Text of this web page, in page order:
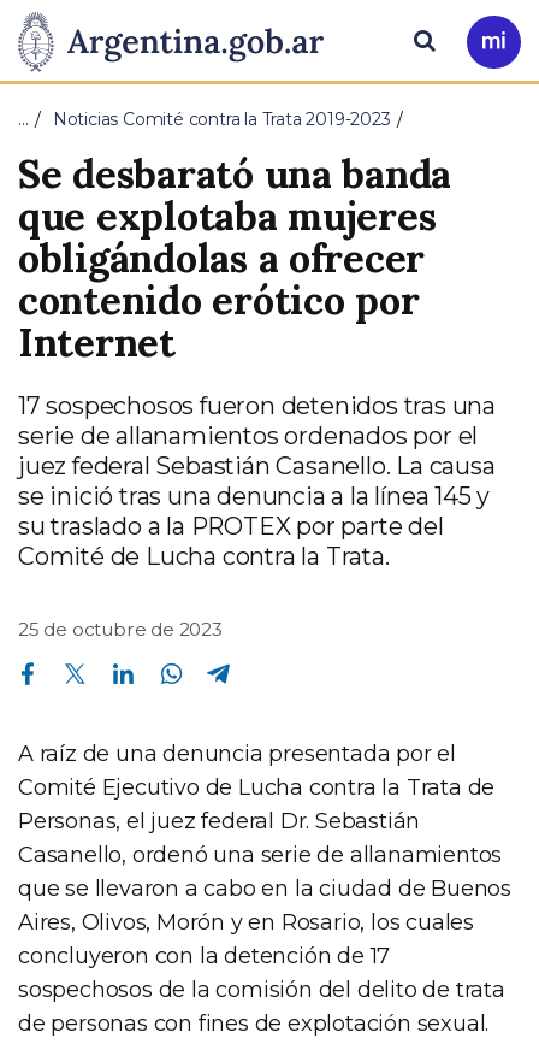
Presidencia
de
la
Nación
Pasar al contenido principal
Ir
a
Buscar
… Noticias Comité contra la Trata 2019-2023
Se desbarató una banda
que explotaba mujeres
obligándolas a ofrecer
contenido erótico por
Internet
17 sospechosos fueron detenidos tras una
serie de allanamientos ordenados por el
juez federal Sebastián Casanello. La causa
se inició tras una denuncia a la línea 145 y
su traslado a la PROTEX por parte del
Comité de Lucha contra la Trata.
25 de octubre de 2023
Compartir en Facebook Compartir en Twitter Compartir en Linkedin Compartir en Whatsapp
A raíz de una denuncia presentada por el
Comité Ejecutivo de Lucha contra la Trata de
Personas, el juez federal Dr. Sebastián
Casanello, ordenó una serie de allanamientos
que se llevaron a cabo en la ciudad de Buenos
Aires, Olivos, Morón y en Rosario, los cuales
concluyeron con la detención de 17
sospechosos de la comisión del delito de trata
de personas con fines de explotación sexual.